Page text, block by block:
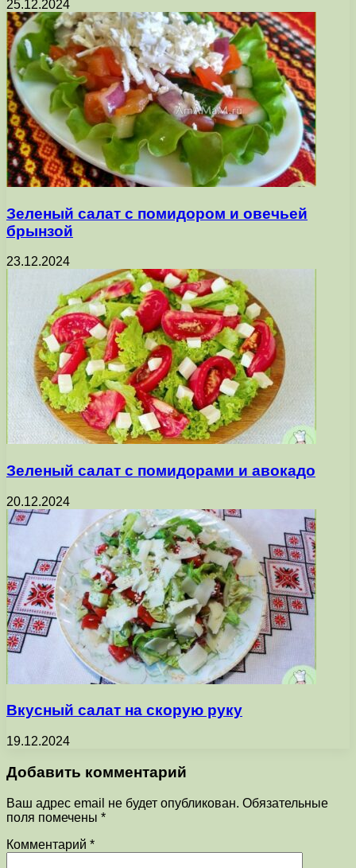
25.12.2024
Зеленый салат с помидором и овечьей
брынзой
23.12.2024
Зеленый салат с помидорами и авокадо
20.12.2024
Вкусный салат на скорую руку
19.12.2024
Добавить комментарий
Ваш адрес email не будет опубликован. Обязательные
поля помечены *
Комментарий *